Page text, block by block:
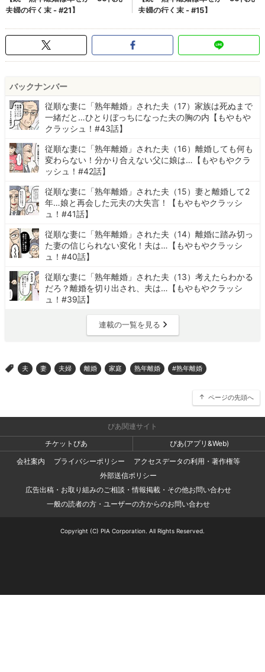
バックナンバー
従順な妻に「熟年離婚」された夫（17）家族は死ぬまで
一緒だと…ひとりぼっちになった夫の胸の内【もやもや
クラッシュ！#43話】
従順な妻に「熟年離婚」された夫（16）離婚しても何も
変わらない！分かり合えない父に娘は…【もやもやクラ
ッシュ！#42話】
従順な妻に「熟年離婚」された夫（15）妻と離婚して2
年…娘と再会した元夫の大失言！【もやもやクラッシ
ュ！#41話】
従順な妻に「熟年離婚」された夫（14）離婚に踏み切っ
た妻の信じられない変化！夫は…【もやもやクラッシ
ュ！#40話】
従順な妻に「熟年離婚」された夫（13）考えたらわかる
だろ？離婚を切り出され、夫は…【もやもやクラッシ
ュ！#39話】
連載の一覧を見る
> 夫 妻 夫婦 離婚 家庭 熟年離婚 #熟年離婚
ページの先頭へ
ぴあ関連サイト
チケットぴあ
ぴあ(アプリ&Web)
会社案内
プライバシーポリシー
アクセスデータの利用・著作権等
外部送信ポリシー
広告出稿・お取り組みのご相談・情報掲載・その他お問い合わせ
一般の読者の方・ユーザーの方からのお問い合わせ
Copyright (C) PIA Corporation. All Rights Reserved.